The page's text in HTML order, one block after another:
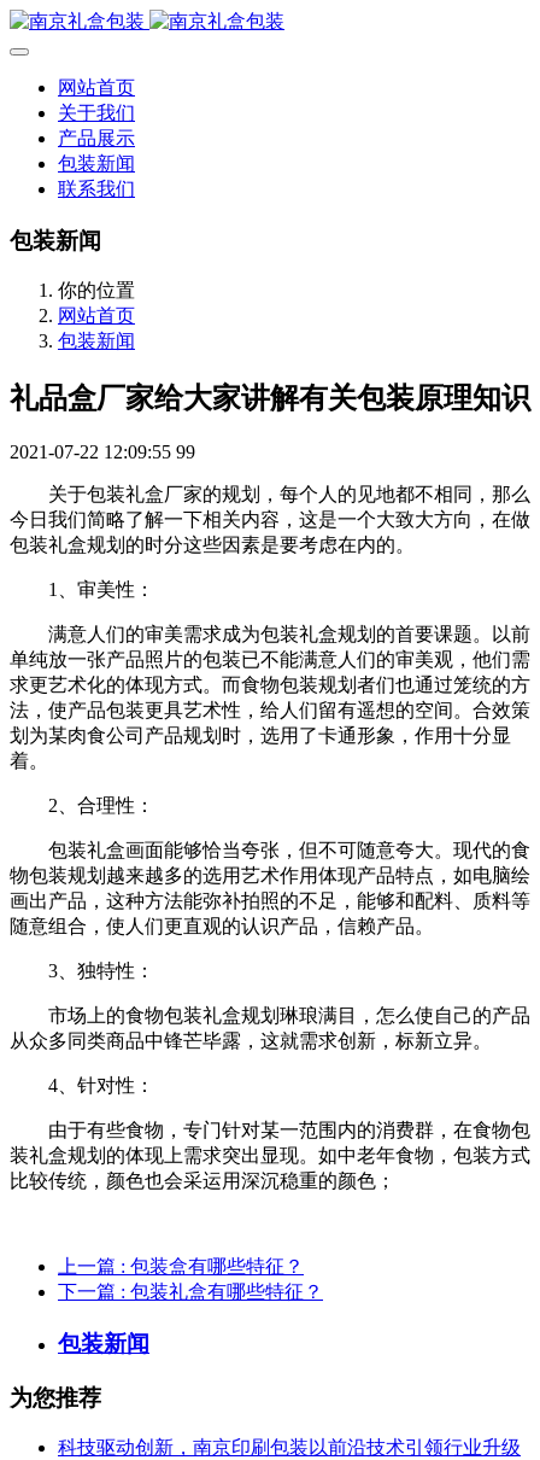
网站首页
关于我们
产品展示
包装新闻
联系我们
包装新闻
你的位置
网站首页
包装新闻
礼品盒厂家给大家讲解有关包装原理知识
2021-07-22 12:09:55 99
关于包装礼盒厂家的规划，每个人的见地都不相同，那么
今日我们简略了解一下相关内容，这是一个大致大方向，在做
包装礼盒规划的时分这些因素是要考虑在内的。
1、审美性：
满意人们的审美需求成为包装礼盒规划的首要课题。以前
单纯放一张产品照片的包装已不能满意人们的审美观，他们需
求更艺术化的体现方式。而食物包装规划者们也通过笼统的方
法，使产品包装更具艺术性，给人们留有遥想的空间。合效策
划为某肉食公司产品规划时，选用了卡通形象，作用十分显
着。
2、合理性：
包装礼盒画面能够恰当夸张，但不可随意夸大。现代的食
物包装规划越来越多的选用艺术作用体现产品特点，如电脑绘
画出产品，这种方法能弥补拍照的不足，能够和配料、质料等
随意组合，使人们更直观的认识产品，信赖产品。
3、独特性：
市场上的食物包装礼盒规划琳琅满目，怎么使自己的产品
从众多同类商品中锋芒毕露，这就需求创新，标新立异。
4、针对性：
由于有些食物，专门针对某一范围内的消费群，在食物包
装礼盒规划的体现上需求突出显现。如中老年食物，包装方式
比较传统，颜色也会采运用深沉稳重的颜色；
上一篇 : 包装盒有哪些特征？
下一篇 : 包装礼盒有哪些特征？
包装新闻
为您推荐
科技驱动创新，南京印刷包装以前沿技术引领行业升级